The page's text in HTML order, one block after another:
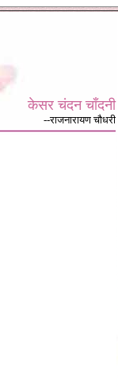
केसर चंदन चाँदनी
--राजनारायण चौधरी